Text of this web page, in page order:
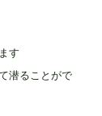
す
潜ることがで